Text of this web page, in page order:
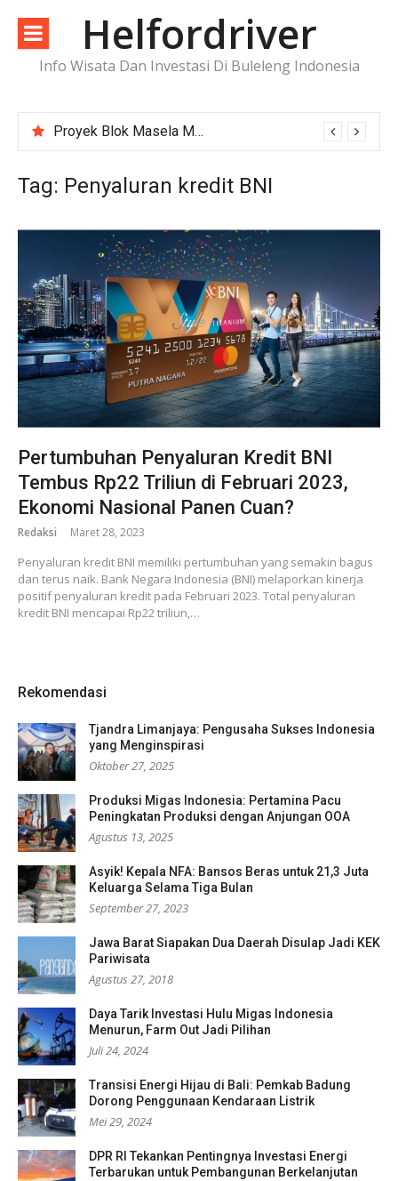
konten
Helfordriver
Info Wisata Dan Investasi Di Buleleng Indonesia
Proyek Blok Masela Makin Dekat ke FID, Investasi Raksasa Siap Menggerakkan Industri Energi
Tag: Penyaluran kredit BNI
Pertumbuhan Penyaluran Kredit BNI
Tembus Rp22 Triliun di Februari 2023,
Ekonomi Nasional Panen Cuan?
Redaksi Maret 28, 2023
Penyaluran kredit BNI memiliki pertumbuhan yang semakin bagus
dan terus naik. Bank Negara Indonesia (BNI) melaporkan kinerja
positif penyaluran kredit pada Februari 2023. Total penyaluran
kredit BNI mencapai Rp22 triliun,…
Rekomendasi
Tjandra Limanjaya: Pengusaha Sukses Indonesia
yang Menginspirasi
Oktober 27, 2025
Produksi Migas Indonesia: Pertamina Pacu
Peningkatan Produksi dengan Anjungan OOA
Agustus 13, 2025
Asyik! Kepala NFA: Bansos Beras untuk 21,3 Juta
Keluarga Selama Tiga Bulan
September 27, 2023
Jawa Barat Siapakan Dua Daerah Disulap Jadi KEK
Pariwisata
Agustus 27, 2018
Daya Tarik Investasi Hulu Migas Indonesia
Menurun, Farm Out Jadi Pilihan
Juli 24, 2024
Transisi Energi Hijau di Bali: Pemkab Badung
Dorong Penggunaan Kendaraan Listrik
Mei 29, 2024
DPR RI Tekankan Pentingnya Investasi Energi
Terbarukan untuk Pembangunan Berkelanjutan